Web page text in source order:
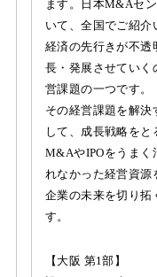
ます。日本M&Aセ
いて、全国でご紹介
経済の先行きが不透
長・発展させていく
営課題の一つです。
その経営課題を解
して、成長戦略をと
M&AやIPOをうまく
れなかった経営資源
企業の未来を切り拓
す。
【大阪 第1部】